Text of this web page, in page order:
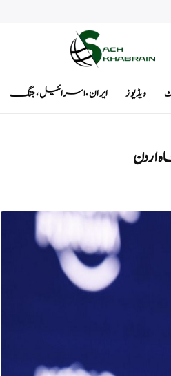
ویڈیوز ایران ، اسرائیل ، جنگ
اردن